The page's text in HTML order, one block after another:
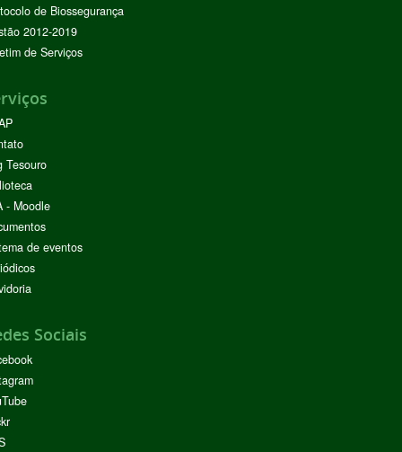
de Biossegurança
2012-2019
de Serviços
Tesouro
- Moodle
de eventos
Sociais